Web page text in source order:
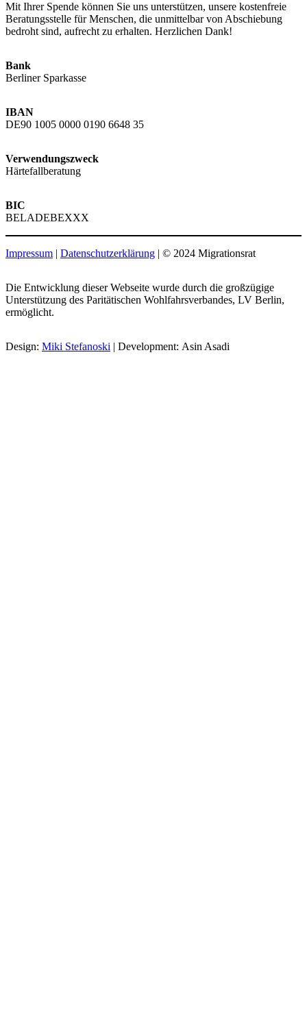
Mit Ihrer Spende können Sie uns unterstützen, unsere kostenfreie
Beratungsstelle für Menschen, die unmittelbar von Abschiebung
bedroht sind, aufrecht zu erhalten. Herzlichen Dank!
Bank
Berliner Sparkasse
IBAN
DE90 1005 0000 0190 6648 35
Verwendungszweck
Härtefallberatung
BIC
BELADEBEXXX
Impressum | Datenschutzerklärung | © 2024 Migrationsrat
Die Entwicklung dieser Webseite wurde durch die großzügige
Unterstützung des Paritätischen Wohlfahrsverbandes, LV Berlin,
ermöglicht.
Design: Miki Stefanoski | Development: Asin Asadi